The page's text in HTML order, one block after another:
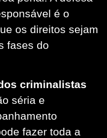
é o
os direitos sejam
fases do
criminalistas
séria e
fazer toda a